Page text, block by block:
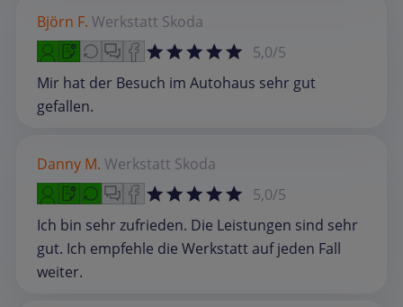
Björn F. Werkstatt Skoda
5,0/5
Mir hat der Besuch im Autohaus sehr gut
gefallen.
Danny M. Werkstatt Skoda
5,0/5
Ich bin sehr zufrieden. Die Leistungen sind sehr
gut. Ich empfehle die Werkstatt auf jeden Fall
weiter.